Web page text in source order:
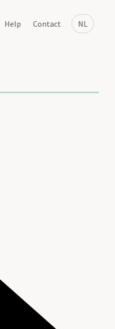
NL
Help Contact